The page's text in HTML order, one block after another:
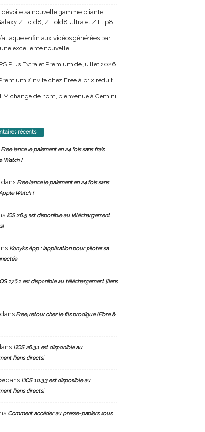
dévoile sa nouvelle gamme pliante
Z Fold8, Z Fold8 Ultra et Z Flip8
enfin aux vidéos générées par
une excellente nouvelle
Plus Extra et Premium de juillet 2026
s’invite chez Free à prix réduit
change de nom, bienvenue à Gemini
récents
Free lance le paiement en 24 fois sans frais
Watch !
dans Free lance le paiement en 24 fois sans
Watch !
iOS 26.5 est disponible au téléchargement
Konyks App : l’application pour piloter sa
17.6.1 est disponible au téléchargement [liens
dans Free, retour chez le fils prodigue (Fibre &
L’iOS 26.3.1 est disponible au
[liens directs]
dans L’iOS 10.3.3 est disponible au
[liens directs]
Comment accéder au presse-papiers sous